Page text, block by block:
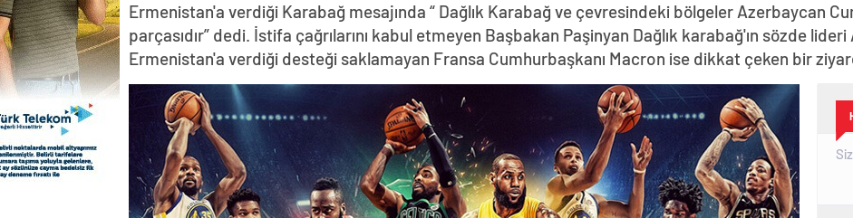
Ermenistan'a verdiği Karabağ mesajında “ Dağlık Karabağ ve çevresindeki bölgeler Azerbaycan
parçasıdır” dedi. İstifa çağrılarını kabul etmeyen Başbakan Paşinyan Dağlık karabağ'ın sözde
Ermenistan'a verdiği desteği saklamayan Fransa Cumhurbaşkanı Macron ise dikkat çeken bir